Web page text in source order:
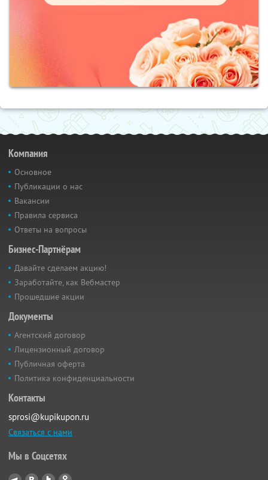
Компания
Основное
Публикации о нас
Вакансии
Правила сервиса
Ответы на вопросы
Бизнес-Партнёрам
Давайте сделаем акцию!
Заработайте, как Вебмастер
Прошедшие акции
Документы
Агентский договор
Лицензионный договор
Публичная оферта
Политика конфиденциальности
Контакты
sprosi@kupikupon.ru
Связаться с нами
Мы в Соцсетях